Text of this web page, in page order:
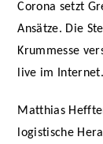
Corona setzt
Ansätze. Die
Krummesse
live im Internet.
Matthias
logistische